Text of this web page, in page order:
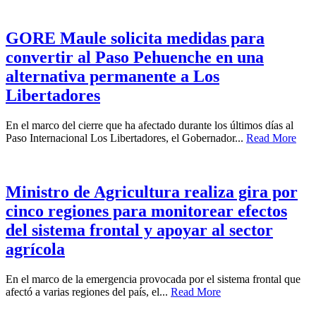
GORE Maule solicita medidas para
convertir al Paso Pehuenche en una
alternativa permanente a Los
Libertadores
En el marco del cierre que ha afectado durante los últimos días al
Paso Internacional Los Libertadores, el Gobernador... Read More
Ministro de Agricultura realiza gira por
cinco regiones para monitorear efectos
del sistema frontal y apoyar al sector
agrícola
En el marco de la emergencia provocada por el sistema frontal que
afectó a varias regiones del país, el... Read More